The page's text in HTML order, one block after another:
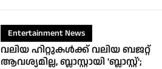
Entertainment News
വലിയ ഹിറ്റുകള്‍ക്ക് വലിയ ബജറ്റ്
ആവശ്യമില്ല, ബ്ലാസ്റ്റായി 'ബ്ലാസ്റ്റ്';